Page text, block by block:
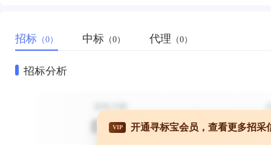
招标 （0） 中标 （0） 代理 （0）
招标分析
VIP 开通寻标宝会员，查看更多招采